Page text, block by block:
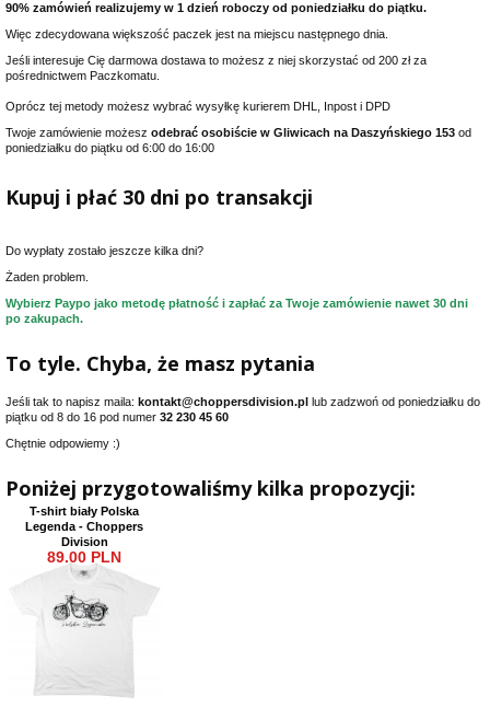
90% zamówień realizujemy w 1 dzień roboczy od poniedziałku do piątku.
Więc zdecydowana większość paczek jest na miejscu następnego dnia.
Jeśli interesuje Cię darmowa dostawa to możesz z niej skorzystać od 200 zł za
pośrednictwem Paczkomatu.
Oprócz tej metody możesz wybrać wysyłkę kurierem DHL, Inpost i DPD
Twoje zamówienie możesz odebrać osobiście w Gliwicach na Daszyńskiego 153 od
poniedziałku do piątku od 6:00 do 16:00
Kupuj i płać 30 dni po transakcji
Do wypłaty zostało jeszcze kilka dni?
Żaden problem.
Wybierz Paypo jako metodę płatność i zapłać za Twoje zamówienie nawet 30 dni
po zakupach.
To tyle. Chyba, że masz pytania
Jeśli tak to napisz maila: kontakt@choppersdivision.pl lub zadzwoń od poniedziałku do
piątku od 8 do 16 pod numer 32 230 45 60
Chętnie odpowiemy :)
Poniżej przygotowaliśmy kilka propozycji:
T-shirt biały Polska
Legenda - Choppers
Division
89,00 PLN